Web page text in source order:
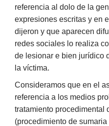
referencia al dolo de la
expresiones escritas y en
dijeron y que aparecen
redes sociales lo realiza
de lesionar e bien jurídico
la víctima.
Consideramos que en el
referencia a los medios
tratamiento procedimental
(procedimiento de